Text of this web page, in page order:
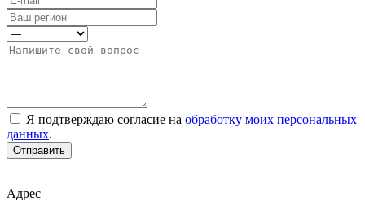
Я подтверждаю согласие на обработку моих персональных
данных.
Отправить
Адрес